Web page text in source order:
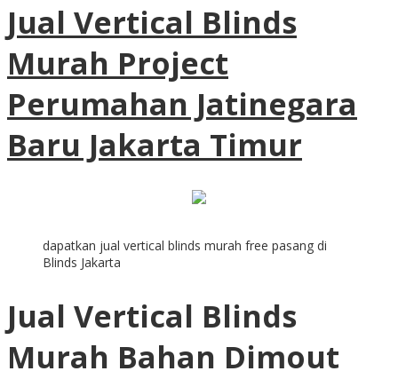
Jual Vertical Blinds
Murah Project
Perumahan Jatinegara
Baru Jakarta Timur
dapatkan jual vertical blinds murah free pasang di
Blinds Jakarta
Jual Vertical Blinds
Murah Bahan Dimout